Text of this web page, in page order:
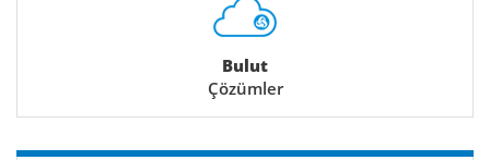
Bulut
Çözümler